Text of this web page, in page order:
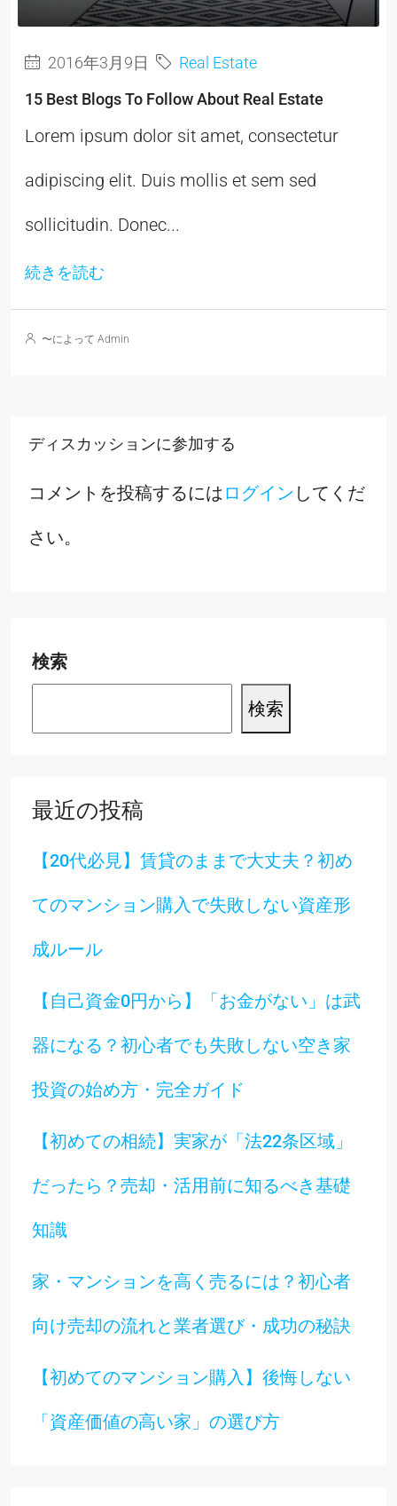
2016年3月9日 Real Estate
15 Best Blogs To Follow About Real Estate
Lorem ipsum dolor sit amet, consectetur
adipiscing elit. Duis mollis et sem sed
sollicitudin. Donec...
続きを読む
〜によって Admin
ディスカッションに参加する
コメントを投稿するにはログイン してくだ
さい。
検索
検索
最近の投稿
【20代必見】賃貸のままで大丈夫？初め
てのマンション購入で失敗しない資産形
成ルール
【自己資金0円から】「お金がない」は武
器になる？初心者でも失敗しない空き家
投資の始め方・完全ガイド
【初めての相続】実家が「法22条区域」
だったら？売却・活用前に知るべき基礎
知識
家・マンションを高く売るには？初心者
向け売却の流れと業者選び・成功の秘訣
【初めてのマンション購入】後悔しない
「資産価値の高い家」の選び方